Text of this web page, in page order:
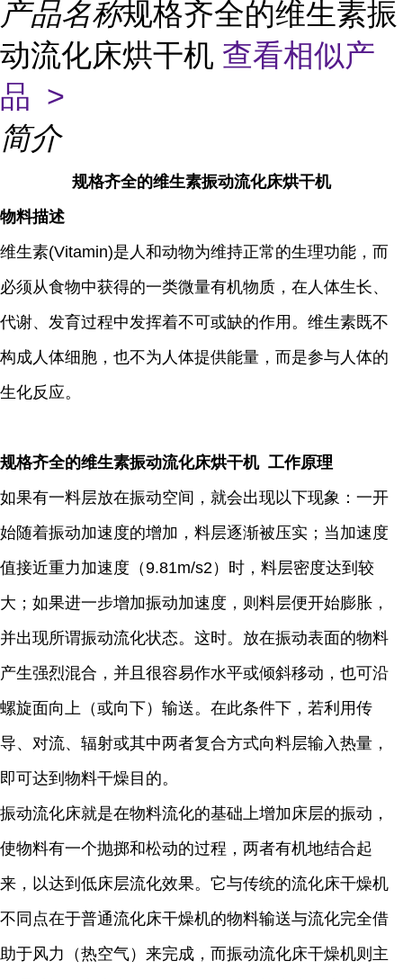
产品名称规格齐全的维生素振
动流化床烘干机 查看相似产
品 >
简介
规格齐全的维生素振动流化床烘干机
物料描述
维生素(Vitamin)是人和动物为维持正常的生理功能，而
必须从食物中获得的一类微量有机物质，在人体生长、
代谢、发育过程中发挥着不可或缺的作用。维生素既不
构成人体细胞，也不为人体提供能量，而是参与人体的
生化反应。
规格齐全的维生素振动流化床烘干机 工作原理
如果有一料层放在振动空间，就会出现以下现象：一开
始随着振动加速度的增加，料层逐渐被压实；当加速度
值接近重力加速度（9.81m/s2）时，料层密度达到较
大；如果进一步增加振动加速度，则料层便开始膨胀，
并出现所谓振动流化状态。这时。放在振动表面的物料
产生强烈混合，并且很容易作水平或倾斜移动，也可沿
螺旋面向上（或向下）输送。在此条件下，若利用传
导、对流、辐射或其中两者复合方式向料层输入热量，
即可达到物料干燥目的。
振动流化床就是在物料流化的基础上增加床层的振动，
使物料有一个抛掷和松动的过程，两者有机地结合起
来，以达到低床层流化效果。它与传统的流化床干燥机
不同点在于普通流化床干燥机的物料输送与流化完全借
助于风力（热空气）来完成，而振动流化床干燥机则主